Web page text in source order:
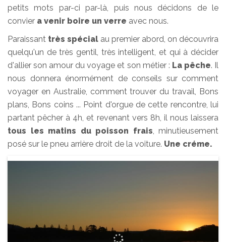
petits mots par-ci par-là, puis nous décidons de le
convier a venir boire un verre avec nous.
Paraissant très spécial au premier abord, on découvrira
quelqu'un de très gentil, très intelligent, et qui à décider
d'allier son amour du voyage et son métier : La pêche. Il
nous donnera énormément de conseils sur comment
voyager en Australie, comment trouver du travail, Bons
plans, Bons coins ... Point d'orgue de cette rencontre, lui
partant pêcher à 4h, et revenant vers 8h, il nous laissera
tous les matins du poisson frais , minutieusement
posé sur le pneu arrière droit de la voiture. Une créme.